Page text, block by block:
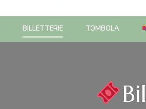
BILLETTERIE TOMBOLA